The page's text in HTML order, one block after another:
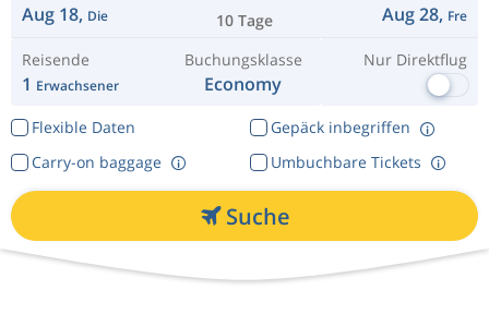
Aug 18, Die 10 Tage Aug 28, Fre
Reisende
1 Erwachsener
Buchungsklasse
Economy
Nur Direktflug
Flexible Daten
Gepäck inbegriffen
Umbuchbare Tickets
Carry-on baggage
Suche